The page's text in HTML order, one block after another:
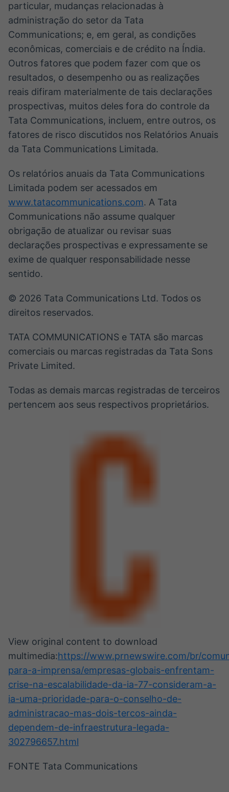
particular, mudanças relacionadas à
administração do setor da Tata
Communications; e, em geral, as condições
econômicas, comerciais e de crédito na Índia.
Outros fatores que podem fazer com que os
resultados, o desempenho ou as realizações
reais difiram materialmente de tais declarações
prospectivas, muitos deles fora do controle da
Tata Communications, incluem, entre outros, os
fatores de risco discutidos nos Relatórios Anuais
da Tata Communications Limitada.
Os relatórios anuais da Tata Communications
Limitada podem ser acessados em
www.tatacommunications.com. A Tata
Communications não assume qualquer
obrigação de atualizar ou revisar suas
declarações prospectivas e expressamente se
exime de qualquer responsabilidade nesse
sentido.
© 2026 Tata Communications Ltd. Todos os
direitos reservados.
TATA COMMUNICATIONS e TATA são marcas
comerciais ou marcas registradas da Tata Sons
Private Limited.
Todas as demais marcas registradas de terceiros
pertencem aos seus respectivos proprietários.
View original content to download
multimedia:https://www.prnewswire.com/br/
para-a-imprensa/empresas-globais-enfrentam-
crise-na-escalabilidade-da-ia-77-consideram-a-
ia-uma-prioridade-para-o-conselho-de-
administracao-mas-dois-tercos-ainda-
dependem-de-infraestrutura-legada-
302796657.html
FONTE Tata Communications